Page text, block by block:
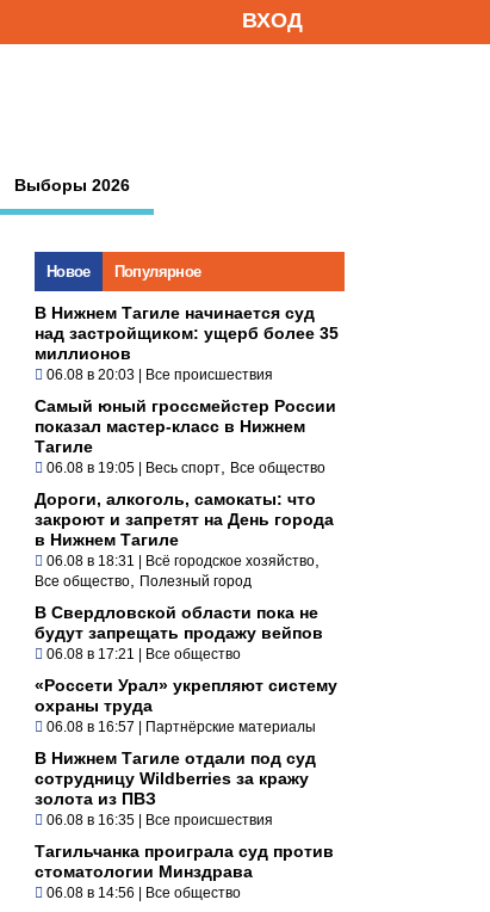
ВХОД
Выборы 2026
Новое Популярное
В Нижнем Тагиле начинается суд
над застройщиком: ущерб более 35
миллионов
06.08 в 20:03 | Все происшествия
Самый юный гроссмейстер России
показал мастер-класс в Нижнем
Тагиле
06.08 в 19:05 | Весь спорт Все общество
Дороги, алкоголь, самокаты: что
закроют и запретят на День города
в Нижнем Тагиле
06.08 в 18:31 | Всё городское хозяйство
Все общество Полезный город
В Свердловской области пока не
будут запрещать продажу вейпов
06.08 в 17:21 | Все общество
«Россети Урал» укрепляют систему
охраны труда
06.08 в 16:57 | Партнёрские материалы
В Нижнем Тагиле отдали под суд
сотрудницу Wildberries за кражу
золота из ПВЗ
06.08 в 16:35 | Все происшествия
Тагильчанка проиграла суд против
стоматологии Минздрава
06.08 в 14:56 | Все общество